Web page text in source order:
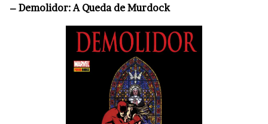
– Demolidor: A Queda de Murdock